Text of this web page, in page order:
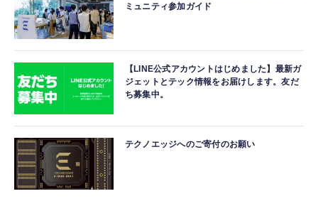
ミュニティ参加ガイド
【LINE公式アカウントはじめました】最新ガ
ジェットとテック情報をお届けします。友だ
ち募集中。
テクノエッジへのご寄付のお願い